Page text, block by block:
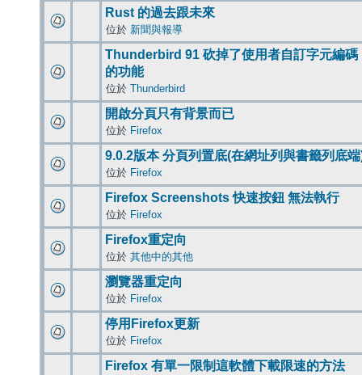
Rust 的過去跟未來
位於 新聞與報導
Thunderbird 91 砍掉了使用者自訂字元編碼
的功能
位於 Thunderbird
開啟分頁只有背景而已
位於 Firefox
9.0.2版本 分頁列置底(在網址列與書籤列底
位於 Firefox
Firefox Screenshots 快速按鈕 無法執行
位於 Firefox
Firefox重定向
位於 其他中的其他
瀏覽器重定向
位於 Firefox
停用Firefox更新
位於 Firefox
Firefox 有單一限制這軟體下載限速的方法